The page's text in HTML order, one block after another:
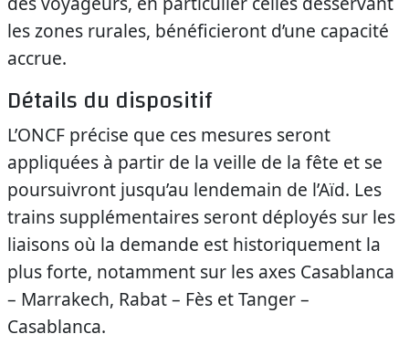
les zones rurales, bénéficieront d’une capacité
accrue.
Détails du dispositif
L’ONCF précise que ces mesures seront
appliquées à partir de la veille de la fête et se
poursuivront jusqu’au lendemain de l’Aïd. Les
trains supplémentaires seront déployés sur les
liaisons où la demande est historiquement la
plus forte, notamment sur les axes Casablanca
– Marrakech, Rabat – Fès et Tanger –
Casablanca.